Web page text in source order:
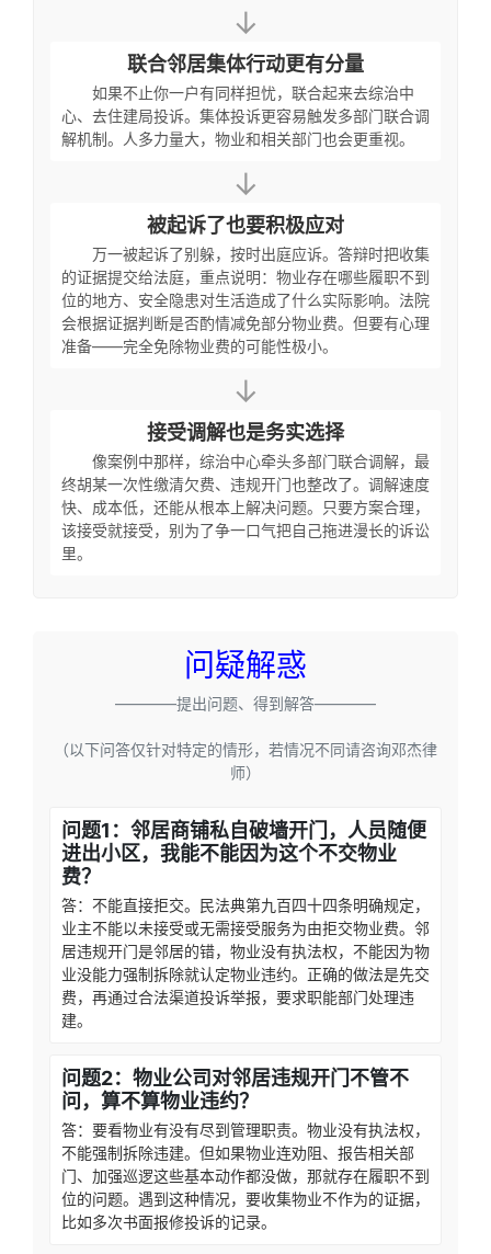
↓
联合邻居集体行动更有分量
如果不止你一户有同样担忧，联合起来去综治中
心、去住建局投诉。集体投诉更容易触发多部门联合调
解机制。人多力量大，物业和相关部门也会更重视。
↓
被起诉了也要积极应对
万一被起诉了别躲，按时出庭应诉。答辩时把收集
的证据提交给法庭，重点说明：物业存在哪些履职不到
位的地方、安全隐患对生活造成了什么实际影响。法院
会根据证据判断是否酌情减免部分物业费。但要有心理
准备——完全免除物业费的可能性极小。
↓
接受调解也是务实选择
像案例中那样，综治中心牵头多部门联合调解，最
终胡某一次性缴清欠费、违规开门也整改了。调解速度
快、成本低，还能从根本上解决问题。只要方案合理，
该接受就接受，别为了争一口气把自己拖进漫长的诉讼
里。
问疑解惑
————提出问题、得到解答————
（以下问答仅针对特定的情形，若情况不同请咨询邓杰律
师）
问题1：邻居商铺私自破墙开门，人员随便
进出小区，我能不能因为这个不交物业
费？
答：不能直接拒交。民法典第九百四十四条明确规定，
业主不能以未接受或无需接受服务为由拒交物业费。邻
居违规开门是邻居的错，物业没有执法权，不能因为物
业没能力强制拆除就认定物业违约。正确的做法是先交
费，再通过合法渠道投诉举报，要求职能部门处理违
建。
问题2：物业公司对邻居违规开门不管不
问，算不算物业违约？
答：要看物业有没有尽到管理职责。物业没有执法权，
不能强制拆除违建。但如果物业连劝阻、报告相关部
门、加强巡逻这些基本动作都没做，那就存在履职不到
位的问题。遇到这种情况，要收集物业不作为的证据，
比如多次书面报修投诉的记录。